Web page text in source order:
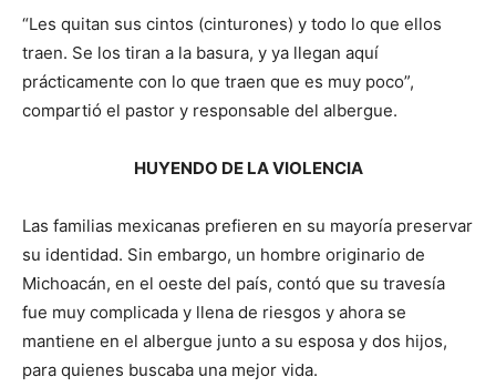
“Les quitan sus cintos (cinturones) y todo lo que ellos
traen. Se los tiran a la basura, y ya llegan aquí
prácticamente con lo que traen que es muy poco”,
compartió el pastor y responsable del albergue.
HUYENDO DE LA VIOLENCIA
Las familias mexicanas prefieren en su mayoría preservar
su identidad. Sin embargo, un hombre originario de
Michoacán, en el oeste del país, contó que su travesía
fue muy complicada y llena de riesgos y ahora se
mantiene en el albergue junto a su esposa y dos hijos,
para quienes buscaba una mejor vida.